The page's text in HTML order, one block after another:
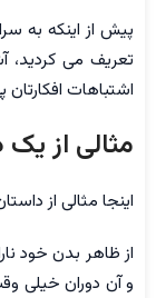
پیش از اینکه به
تعریف می کردید،
اشتباهات
مثالی از
اینجا مثالی از
از ظاهر بدن خود
و آن دوران خیلی